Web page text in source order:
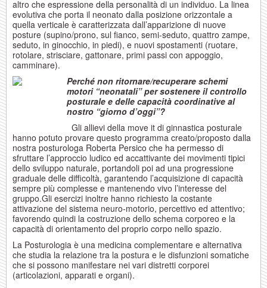
altro che espressione della personalità di un individuo. La linea
evolutiva che porta il neonato dalla posizione orizzontale a
quella verticale è caratterizzata dall’apparizione di nuove
posture (supino/prono, sul fianco, semi-seduto, quattro zampe,
seduto, in ginocchio, in piedi), e nuovi spostamenti (ruotare,
rotolare, strisciare, gattonare, primi passi con appoggio,
camminare).
Perché non ritornare/recuperare schemi
motori “neonatali” per sostenere il controllo
posturale e delle capacità coordinative al
nostro “giorno d’oggi”?
Gli allievi della move it di ginnastica posturale
hanno potuto provare questo programma creato/proposto dalla
nostra posturologa Roberta Persico che ha permesso di
sfruttare l’approccio ludico ed accattivante dei movimenti tipici
dello sviluppo naturale, portandoli poi ad una progressione
graduale delle difficoltà, garantendo l’acquisizione di capacità
sempre più complesse e mantenendo vivo l’interesse del
gruppo.Gli esercizi inoltre hanno richiesto la costante
attivazione del sistema neuro-motorio, percettivo ed attentivo;
favorendo quindi la costruzione dello schema corporeo e la
capacità di orientamento del proprio corpo nello spazio.
La Posturologia è una medicina complementare e alternativa
che studia la relazione tra la postura e le disfunzioni somatiche
che si possono manifestare nei vari distretti corporei
(articolazioni, apparati e organi).